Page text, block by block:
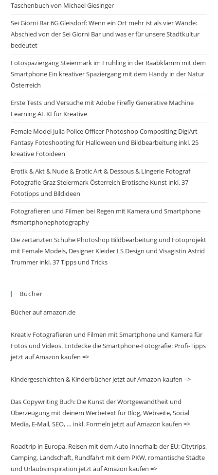
Taschenbuch von Michael Giesinger
Sei Giorni Bar 6G Gleisdorf: Wenn ein Ort mehr ist als vier Wände:
Abschied von der Sei Gior­ni Bar und was er für unsere Stadtkultur
bedeutet
Fotospaziergang Steiermark im Frühling in der Raabklamm mit dem
Smartphone Ein kreativer Spaziergang mit dem Handy in der Natur
Österreich
Erste Tests und Versuche mit Adobe Firefly Generative Machine
Learning AI. KI für Kreative
Female Model Julia Police Officer Photoshop Compositing DigiArt
Fantasy Fotoshooting für Halloween und Bildbearbeitung inkl. 25
kreative Fotoideen
Erotik & Akt & Nude & Erotic Art & Dessous & Lingerie Fotograf
Fotografie Graz Steiermark Österreich Erotische Kunst inkl. 37
Fototipps und Bildideen
Fotografieren und Filmen bei Regen mit Kamera und Smartphone
#smartphonephotography
Die zertanzten Schuhe Photoshop Bildbearbeitung und Fotoprojekt
mit Female Models, Designer Kleider LS Design und Visagistin Astrid
Trummer inkl. 37 Tipps und Tricks
Bücher
Bücher auf amazon.de
Kreativ Fotografieren und Filmen mit Smartphone und Kamera für
Fotos und Videos. Entdecke die Smartphone-Fotografie: Profi-Tipps
jetzt auf Amazon kaufen =>
Kindergeschichten & Kinderbücher jetzt auf Amazon kaufen =>
Das Copywriting Buch: Die Kunst der Wortgewandtheit und
Überzeugung mit deinem Werbetext für Blog, Webseite, Social
Media, E-Mail, SEO, … inkl. Formeln jetzt auf Amazon kaufen =>
Roadtrip in Europa. Reisen mit dem Auto innerhalb der EU: Citytrips,
Camping, Landschaft, Rundfahrt mit dem PKW, romantische Städte
und Urlaubsinspiration jetzt auf Amazon kaufen =>